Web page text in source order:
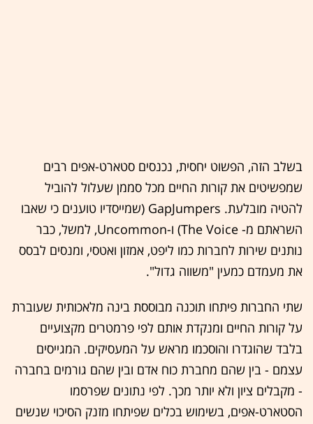
בשלב הזה, הפשוט יחסית, נכנסים סטארט-אפים רבים
שמפשיטים את קורות החיים מכל סממן שעלול להוביל
להטיה מובלעת. GapJumpers (שמייסדיו טוענים כי שאבו
השראתם מ- The Voice) ו-Uncommon, למשל, כבר
נותנים שירות לחברות כמו ליפט, אמזון ואטסי, ומנסים לבסס
את מעמדם כמעין "משווה גדול".
שתי החברות פיתחו תוכנה מבוססת בינה מלאכותית שעוברת
על קורות החיים ומנקדת אותם לפי פרמטרים מקצועיים
בלבד שהוגדרו והוסכמו מראש על המעסיקים. המגייסים
עצמם - בין שהם מחברת כוח אדם ובין שהם גורמים בחברה
- מקבלים ציון ולא יותר מכך. לפי נתונים שפרסמו
הסטארט-אפים, בשימוש בכלים שפיתחו מזנק הסיכוי שנשים